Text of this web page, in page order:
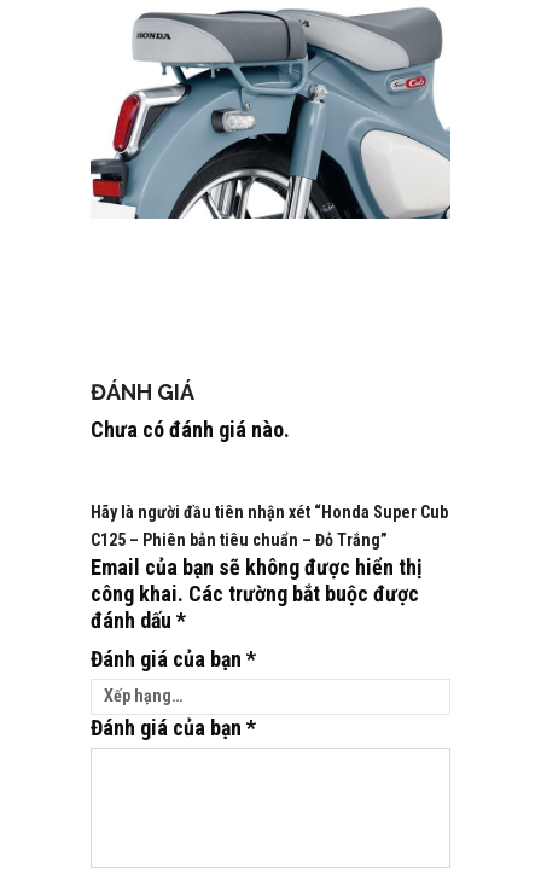
ĐÁNH GIÁ
Chưa có đánh giá nào.
Hãy là người đầu tiên nhận xét “Honda Super Cub
C125 – Phiên bản tiêu chuẩn – Đỏ Trắng”
Email của bạn sẽ không được hiển thị
công khai. Các trường bắt buộc được
đánh dấu *
Đánh giá của bạn *
Đánh giá của bạn *